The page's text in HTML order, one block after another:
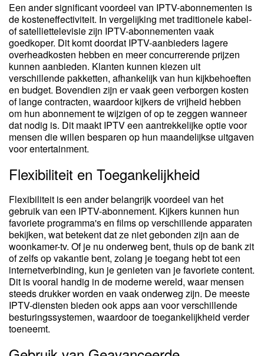
Een ander significant voordeel van IPTV-abonnementen is
de kosteneffectiviteit. In vergelijking met traditionele kabel-
of satelliettelevisie zijn IPTV-abonnementen vaak
goedkoper. Dit komt doordat IPTV-aanbieders lagere
overheadkosten hebben en meer concurrerende prijzen
kunnen aanbieden. Klanten kunnen kiezen uit
verschillende pakketten, afhankelijk van hun kijkbehoeften
en budget. Bovendien zijn er vaak geen verborgen kosten
of lange contracten, waardoor kijkers de vrijheid hebben
om hun abonnement te wijzigen of op te zeggen wanneer
dat nodig is. Dit maakt IPTV een aantrekkelijke optie voor
mensen die willen besparen op hun maandelijkse uitgaven
voor entertainment.
Flexibiliteit en Toegankelijkheid
Flexibiliteit is een ander belangrijk voordeel van het
gebruik van een IPTV-abonnement. Kijkers kunnen hun
favoriete programma's en films op verschillende apparaten
bekijken, wat betekent dat ze niet gebonden zijn aan de
woonkamer-tv. Of je nu onderweg bent, thuis op de bank zit
of zelfs op vakantie bent, zolang je toegang hebt tot een
internetverbinding, kun je genieten van je favoriete content.
Dit is vooral handig in de moderne wereld, waar mensen
steeds drukker worden en vaak onderweg zijn. De meeste
IPTV-diensten bieden ook apps aan voor verschillende
besturingssystemen, waardoor de toegankelijkheid verder
toeneemt.